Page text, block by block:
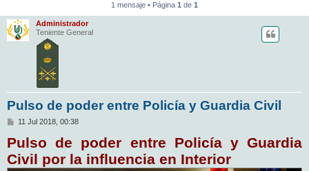
r
1 mensaje • Página 1 de 1
Administrador
Teniente General
Pulso de poder entre Policía y Guardia Civil
M
n
s
a
j
11 Jul 2018, 00:38
Pulso de poder entre Policía y Guardia
Civil por la influencia en Interior